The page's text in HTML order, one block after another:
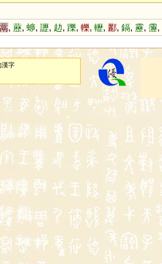
, 藶, 蝷, 讈, 赲, 躒, 轢, 轣, 酈, 鎘, 靂, 靋,
漢字